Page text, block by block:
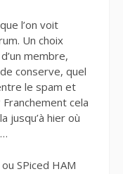
que l’on voit
Un choix
membre,
conserve, quel
le spam et
cela
jusqu’à hier où
SPiced HAM